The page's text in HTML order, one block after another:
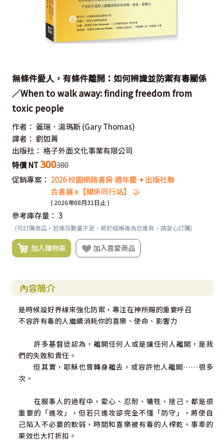
無條件愛人，有條件離開：如何辨識並防禦有毒關係
／When to walk away: finding freedom from
toxic people
作者： 蓋瑞．湯瑪斯 (Gary Thomas)
譯者： 劉如菁
出版社： 格子外面文化事業有限公司
特價 NT 300380
促銷專案： 2026 校園網路書房 週年慶 ✦出版社聯
合書展 x【關係同行站】 🤝
( 2026年08月31日止 )
參考庫存量： 3
(可訂購商品，若庫存數量不足，將於結帳後為您進貨，請安心訂購)
加入購物車 加入喜愛商品
內容簡介
是時候設好界線來強化防禦，專注在神所賜的重要呼召
不容許有毒的人繼續消耗你的喜樂、使命、影響力
許多基督徒認為，離開任何人或是讓任何人離開，是我
們的失敗和責任。
但其實，耶穌也曾轉身離去，或容許他人離開……很多
次。
在服事人的過程中，愛心、忍耐、犧牲、捨己，都是很
重要的「進攻」，但若只進攻卻完全不懂「防守」，將使自
己陷入不必要的軟弱，時間和喜樂被有毒的人榨乾，事奉的
果效也大打折扣。